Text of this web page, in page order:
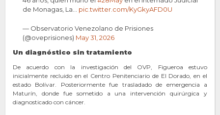
de Monagas, La… pic.twitter.com/KyGkyAFD0U
— Observatorio Venezolano de Prisiones
(@oveprisiones) May 31, 2026
Un diagnóstico sin tratamiento
De acuerdo con la investigación del OVP, Figueroa estuvo
inicialmente recluido en el Centro Penitenciario de El Dorado, en el
estado Bolívar. Posteriormente fue trasladado de emergencia a
Maturín, donde fue sometido a una intervención quirúrgica y
diagnosticado con cáncer.